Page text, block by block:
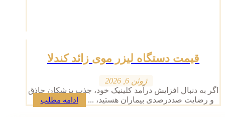
قیمت دستگاه لیزر موی زائد کندلا
ژوئن 6, 2026
اگر به دنبال افزایش درآمد کلینیک خود، جذب پزشکان حاذق
و رضایت صددرصدی بیماران هستید، ...
ادامه مطلب